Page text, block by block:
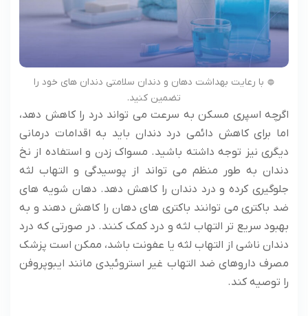
با رعایت بهداشت دهان و دندان سلامتی دندان های خود را
تضمین کنید.
اگرچه اسپری مسکن به سرعت می تواند درد را کاهش دهد،
اما برای کاهش دائمی درد دندان باید به اقدامات درمانی
دیگری نیز توجه داشته باشید. مسواک زدن و استفاده از نخ
دندان به طور منظم می تواند از پوسیدگی و التهاب لثه
جلوگیری کرده و درد دندان را کاهش دهد. دهان شویه های
ضد باکتری می توانند باکتری های دهان را کاهش دهند و به
بهبود سریع تر التهاب لثه و درد کمک کنند. در صورتی که درد
دندان ناشی از التهاب لثه یا عفونت باشد، ممکن است پزشک
مصرف داروهای ضد التهاب غیر استروئیدی مانند ایبوپروفن
را توصیه کند.